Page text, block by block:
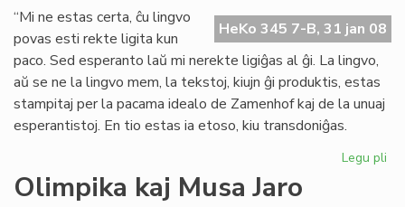
HeKo 345 7-B, 31 jan 08
“Mi ne estas certa, ĉu lingvo
povas esti rekte ligita kun
paco. Sed esperanto laŭ mi nerekte ligiĝas al ĝi. La lingvo,
aŭ se ne la lingvo mem, la tekstoj, kiujn ĝi produktis, estas
stampitaj per la pacama idealo de Zamenhof kaj de la unuaj
esperantistoj. En tio estas ia etoso, kiu transdoniĝas.
Legu pli
Olimpika kaj Musa Jaro